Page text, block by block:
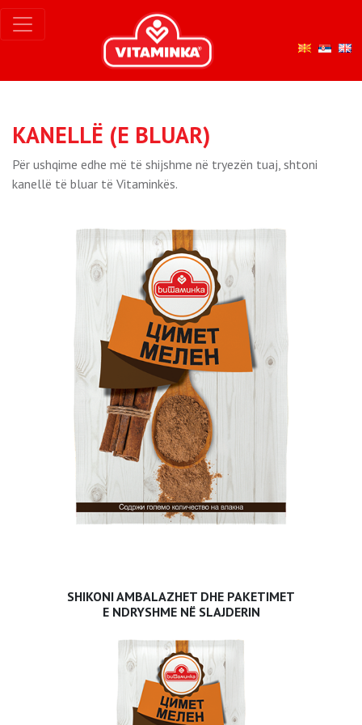
KANELLË (E BLUAR)
Për ushqime edhe më të shijshme në tryezën tuaj, shtoni
kanellë të bluar të Vitaminkës.
SHIKONI AMBALAZHET DHE PAKETIMET
E NDRYSHME NË SLAJDERIN